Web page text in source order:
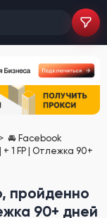
🚘 Facebook
1 FP | Отлежка 90+
пройденно
90+ дней